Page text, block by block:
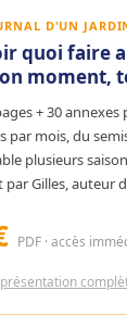
D'UN
quoi faire
moment,
+ 30
par mois, du
plusieurs
par Gilles, auteur
PDF · accès